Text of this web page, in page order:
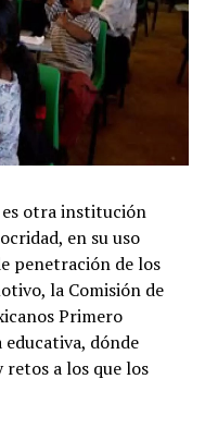
es otra institución
en su uso
penetración de los
la Comisión de
Primero
dónde
retos a los que los